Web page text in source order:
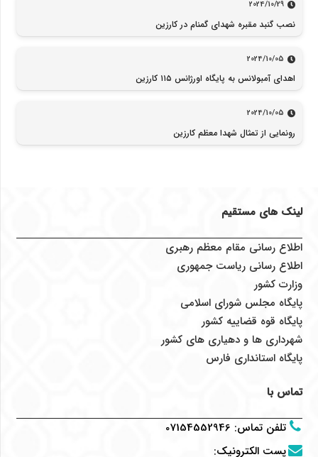
2024/10/29
نصب گنبد مقبره شهدای گمنام در کارزین
2024/10/05
اهدای آمبولانس به پایگاه اورژانس ۱۱۵ کارزین
2024/10/05
رونمایی از تمثال شهدا معظم کارزین
لینک های مستقیم
اطلاع رسانی مقام معظم رهبری
اطلاع رسانی ریاست جمهوری
وزارت کشور
پایگاه مجلس شورای اسلامی
پایگاه قوه قضاییه کشور
شهرداری ها و دهیاری های کشور
پایگاه استانداری فارس
تماس با
تلفن تماس:
07154552946
پست الکترونیک: